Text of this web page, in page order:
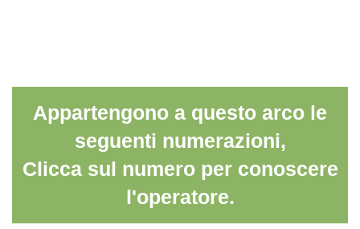
Appartengono a questo arco le
seguenti numerazioni,
Clicca sul numero per conoscere
l'operatore.